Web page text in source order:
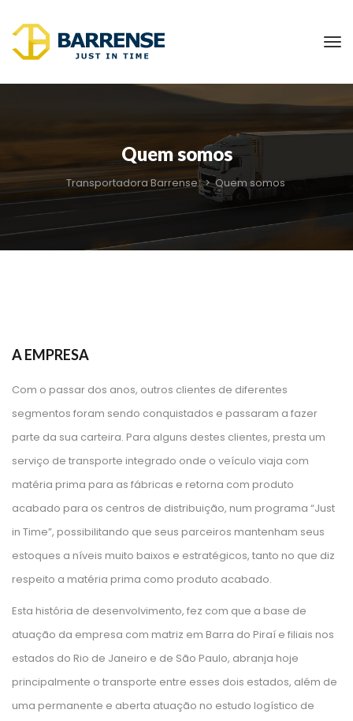
Quem somo
Transportadora Barrense > Quem somo
A EMPRESA
Com o passar dos anos, outros clientes de diferentes
egmentos foram sendo conquistados e passaram a fazer
parte da sua carteira. Para alguns destes clientes, presta um
erviço de transporte integrado onde o veículo viaja com
matéria prima para as fábricas e retorna com produto
acabado para os centros de distribuição, num programa “Just
in Time”, possibilitando que seus parceiros mantenham seus
estoques a níveis muito baixos e estratégicos, tanto no que diz
respeito a matéria prima como produto acabado.
Esta história de desenvolvimento, fez com que a base de
atuação da empresa com matriz em Barra do Piraí e filiais nos
estados do Rio de Janeiro e de São Paulo, abranja hoje
principalmente o transporte entre esses dois estados, além de
uma permanente e aberta atuação no estudo logístico de